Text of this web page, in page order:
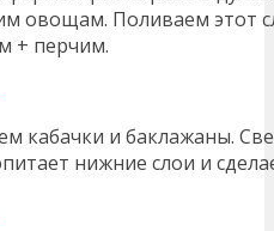
овощам. Поливаем этот
+ перчим.
кабачки и баклажаны.
нижние слои и